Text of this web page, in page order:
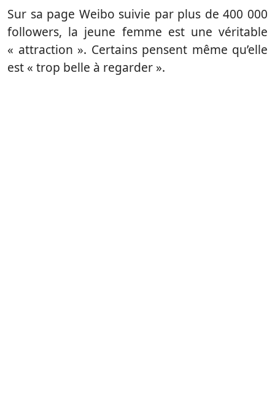
Sur sa page Weibo suivie par plus de 400 000
followers, la jeune femme est une véritable
« attraction ». Certains pensent même qu’elle
est « trop belle à regarder ».